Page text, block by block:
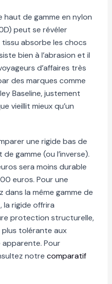
haut de gamme en nylon
peut se révéler
absorbe les chocs
bien à l’abrasion et il
d’affaires très
des marques comme
Baseline, justement
vieillit mieux qu’un
une rigide bas de
gamme (ou l’inverse).
sera moins durable
euros. Pour une
la même gamme de
la rigide offrira
protection structurelle,
tolérante aux
Pour
notre comparatif